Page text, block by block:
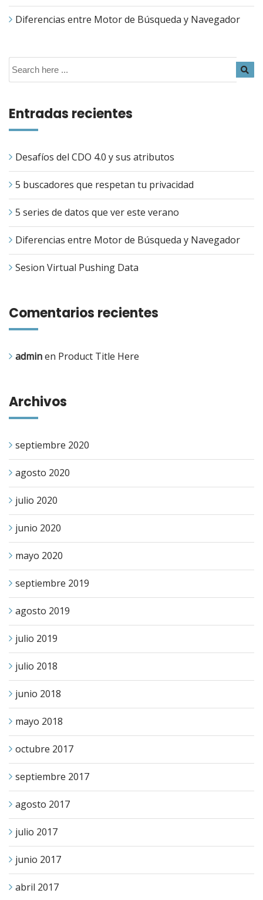
Diferencias entre Motor de Búsqueda y Navegador
Entradas recientes
Desafíos del CDO 4.0 y sus atributos
5 buscadores que respetan tu privacidad
5 series de datos que ver este verano
Diferencias entre Motor de Búsqueda y Navegador
Sesion Virtual Pushing Data
Comentarios recientes
adminen Product Title Here
Archivos
septiembre 2020
agosto 2020
julio 2020
junio 2020
mayo 2020
septiembre 2019
agosto 2019
julio 2019
julio 2018
junio 2018
mayo 2018
octubre 2017
septiembre 2017
agosto 2017
julio 2017
junio 2017
abril 2017